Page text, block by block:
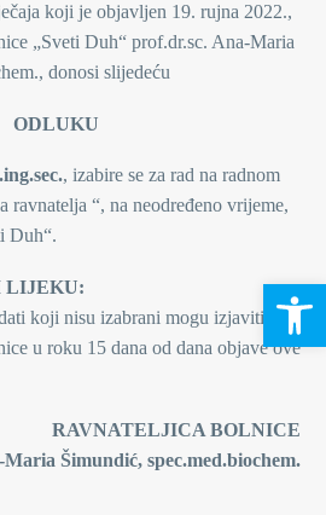
koji je objavljen 19. rujna 2022.,
„Sveti Duh“ prof.dr.sc. Ana-Maria
donosi slijedeću
ODLUKU
, izabire se za rad na radnom
ravnatelja “, na neodređeno vrijeme,
Duh“.
LIJEKU:
koji nisu izabrani mogu izjaviti
u roku 15 dana od dana objave ove
RAVNATELJICA BOLNICE
Šimundić, spec.med.biochem.